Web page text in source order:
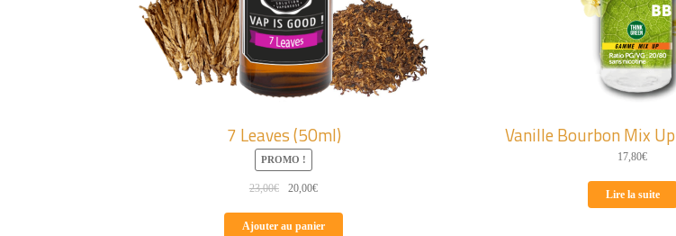
7 Leaves (50ml)
PROMO !
23,00€
Le20,00€Le
Ajouter au panier
Vanille Bourbon Mix
17,80€
Lire la suite